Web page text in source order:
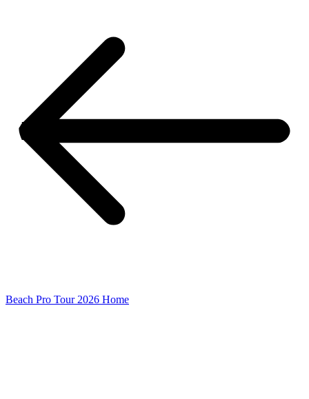
Beach Pro Tour 2026 Home